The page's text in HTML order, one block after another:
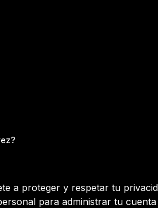
a proteger y respetar tu
para administrar tu